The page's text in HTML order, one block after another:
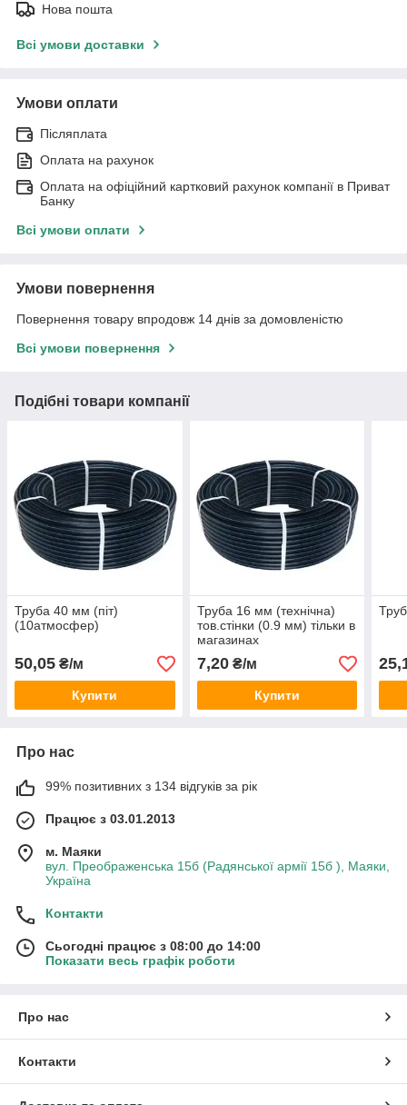
Нова пошта
Всі умови доставки
Умови оплати
Післяплата
Оплата на рахунок
Оплата на офіційний картковий рахунок компанії в Приват
Банку
Всі умови оплати
Умови повернення
Повернення товару впродовж 14 днів за домовленістю
Всі умови повернення
Подібні товари компанії
Труба 40 мм (піт)
(10атмосфер)
50,05 ₴/м
Купити
Труба 16 мм (технічна)
тов.стінки (0.9 мм) тільки в
магазинах
7,20₴/м
Купити
Про нас
99% позитивних з 134 відгуків за рік
Працює з 03.01.2013
м. Маяки
вул. Преображенська 15б (Радянської армії 15б ), Маяки,
Україна
Контакти
Сьогодні працює з 08:00 до 14:00
Показати весь графік роботи
Про нас
Контакти